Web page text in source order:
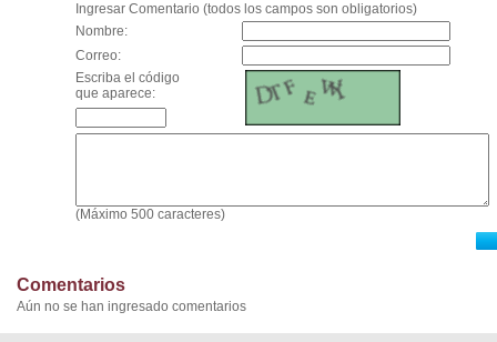
Ingresar Comentario (todos los campos son obligatorios)
Nombre:
Correo:
Escriba el código
que aparece:
(Máximo 500 caracteres)
Comentarios
Aún no se han ingresado comentarios